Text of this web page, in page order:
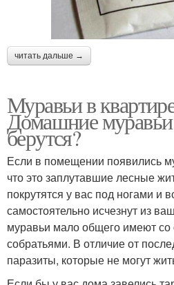
читать дальше →
Муравьи в
Домашние муравьи
берутся?
Если в помещении появились
что это заплутавшие лесные
покрутятся у вас под ногами и
самостоятельно исчезнут из
муравьи мало общего имеют
собратьями. В отличие от
паразиты, которые не могут